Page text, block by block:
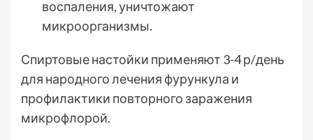
воспаления, уничтожают
микроорганизмы.
Спиртовые настойки применяют 3-4 р/день
для народного лечения фурункула и
профилактики повторного заражения
микрофлорой.